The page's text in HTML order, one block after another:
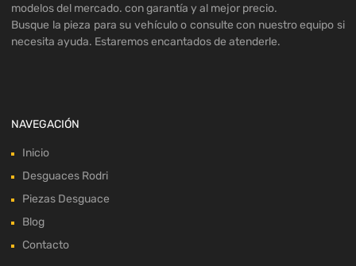
modelos del mercado. con garantía y al mejor precio.
Busque la pieza para su vehículo o consulte con nuestro equipo si
necesita ayuda. Estaremos encantados de atenderle.
NAVEGACIÓN
Inicio
Desguaces Rodri
Piezas Desguace
Blog
Contacto